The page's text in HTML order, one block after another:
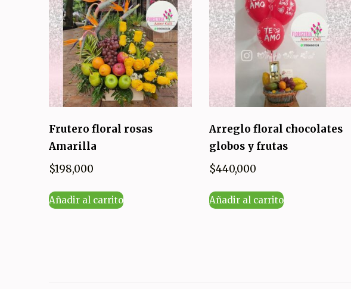
Frutero floral rosas
Amarilla
$198,000
Añadir al carrito
Arreglo floral chocolates
globos y frutas
$440,000
Añadir al carrito